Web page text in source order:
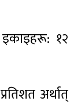
इकाइहरू: १२
अर्थात्